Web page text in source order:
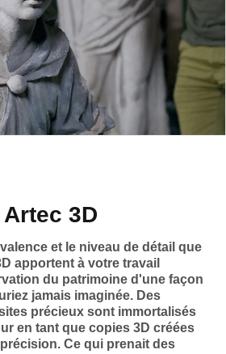
3D
et le niveau de détail que
apportent à votre travail
du patrimoine d'une façon
jamais imaginée. Des
précieux sont immortalisés
en tant que copies 3D créées
Ce qui prenait des